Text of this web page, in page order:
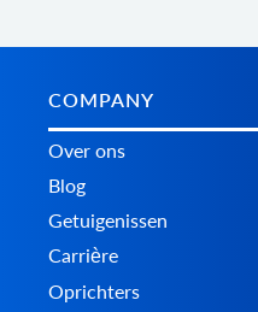
COMPANY
Over ons
Blog
Getuigenissen
Carrière
Oprichters